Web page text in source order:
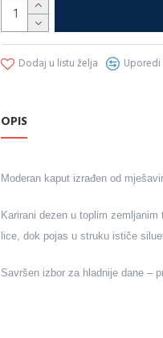
Dodaj u listu želja Uporedi
OPIS
Moderan kaput izrađen od
Karirani dezen u toplim
lice, dok pojas u struku ističe
Savršen izbor za hladnije dane –